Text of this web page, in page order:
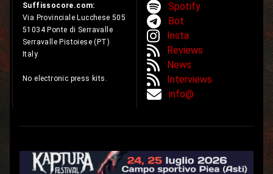
Suffissocore.com:
Via Provinciale Lucchese 505
51034 Ponte di Serravalle
Serravalle Pistoiese (PT)
Italy
No electronic press kits.
Spotify
Bot
Insta
Reviews
News
Interviews
info@